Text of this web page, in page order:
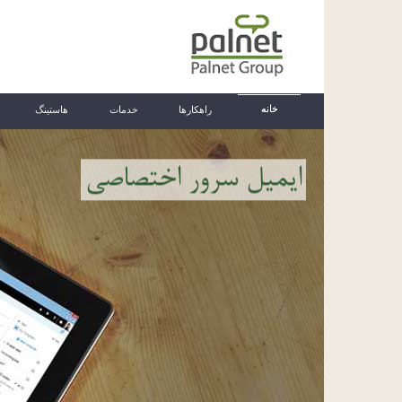
خانه راهکارها خدمات هاستینگ
ایمیل سرور اختصاصی
پست الکترونیک درون سازمانی
ارائه میل سرور به همراه راهکار ارتباطات